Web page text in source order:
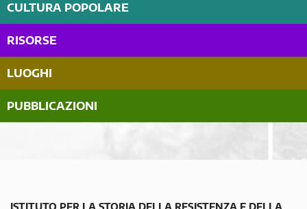
CULTURA POPOLARE
RISORSE
LUOGHI
PUBBLICAZIONI